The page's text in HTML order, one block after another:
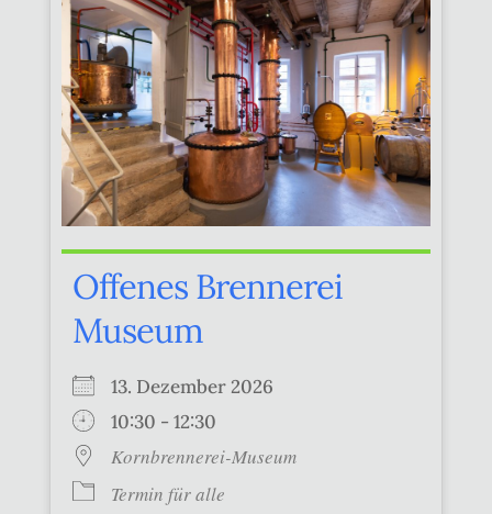
Offenes Brennerei
Museum
13. Dezember 2026
10:30 - 12:30
Kornbrennerei-Museum
Termin für alle